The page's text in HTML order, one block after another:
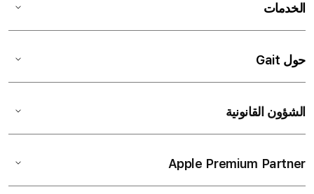
الخدمات
حول Gait
الشؤون القانونية
Apple Premium Partner